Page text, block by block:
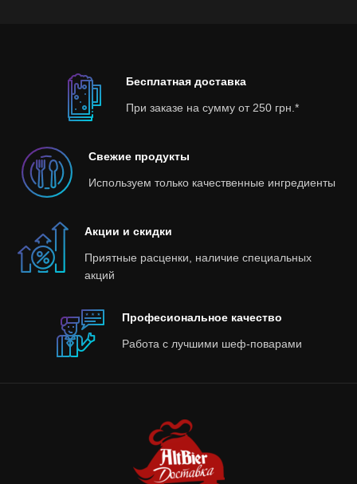
Бесплатная доставка
При заказе на сумму от 250 грн.*
Свежие продукты
Используем только качественные ингредиенты
Акции и скидки
Приятные расценки, наличие специальных
акций
Професиональное качество
Работа с лучшими шеф-поварами